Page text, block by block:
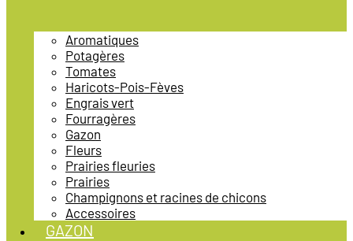
Aromatiques
Potagères
Tomates
Haricots-Pois-Fèves
Engrais vert
Fourragères
Gazon
Fleurs
Prairies fleuries
Prairies
Champignons et racines de chicons
Accessoires
GAZON